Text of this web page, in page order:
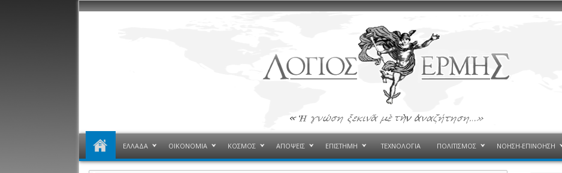
ΕΛΛΑΔΑ ΟΙΚΟΝΟΜΙΑ ΚΟΣΜΟΣ ΑΠΟΨΕΙΣ ΕΠΙΣΤΗΜΗ ΤΕΧΝΟΛΟΓΙΑ ΠΟΛΙΤΙΣΜΟΣ ΝΟΗΣΗ-ΕΠΙΝΟΗΣΗ